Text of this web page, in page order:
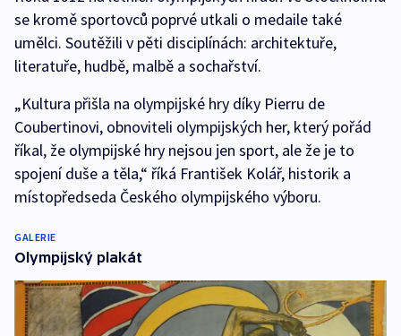
se kromě sportovců poprvé utkali o medaile také
umělci. Soutěžili v pěti disciplínách: architektuře,
literatuře, hudbě, malbě a sochařství.
„Kultura přišla na olympijské hry díky Pierru de
Coubertinovi, obnoviteli olympijských her, který pořád
říkal, že olympijské hry nejsou jen sport, ale že je to
spojení duše a těla,“ říká František Kolář, historik a
místopředseda Českého olympijského výboru.
GALERIE
Olympijský plakát